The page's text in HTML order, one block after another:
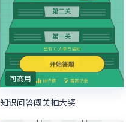
可商用
知识问答闯关抽大奖